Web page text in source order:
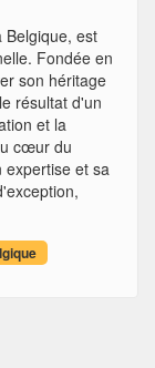
est
Fondée en
son héritage
résultat d'un
et la
cœur du
expertise et sa